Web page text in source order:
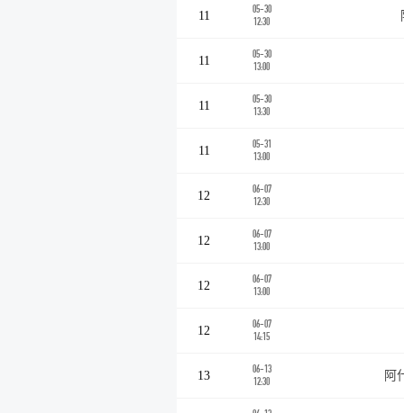
11
05-30
12:30
11
05-30
13:00
11
05-30
13:30
11
05-31
13:00
12
06-07
12:30
12
06-07
13:00
12
06-07
13:00
12
06-07
14:15
13
06-13
12:30
阿